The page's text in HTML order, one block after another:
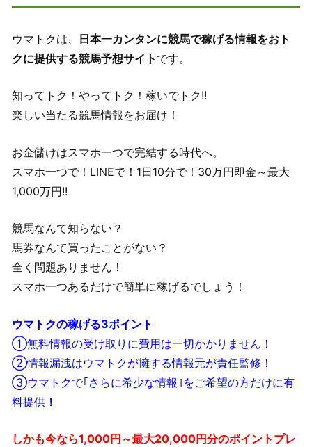
ウマトクは、 日本一カンタンに競馬で稼げる情報をおト
クに提供する競馬予想サイト です。
知ってトク！やってトク！稼いでトク!!
楽しい当たる競馬情報をお届け！
お金儲けはスマホ一つで完結する時代へ。
スマホ一つで！LINEで！1日10分で！30万円即金～最大
1,000万円!!
競馬なんて知らない？
馬券なんて買ったことがない？
全く問題ありません！
スマホ一つあるだけで簡単に稼げるでしょう！
ウマトクの稼げる3ポイント
①無料情報の受け取りに費用は一切かかりません！
②情報漏洩はウマトクが擁する情報元が責任監修！
③ウマトクで｢さらに希少な情報｣をご希望の方だけに有
料提供 ！
しかも今なら1,000円～最大20,000円分のポイントプレ